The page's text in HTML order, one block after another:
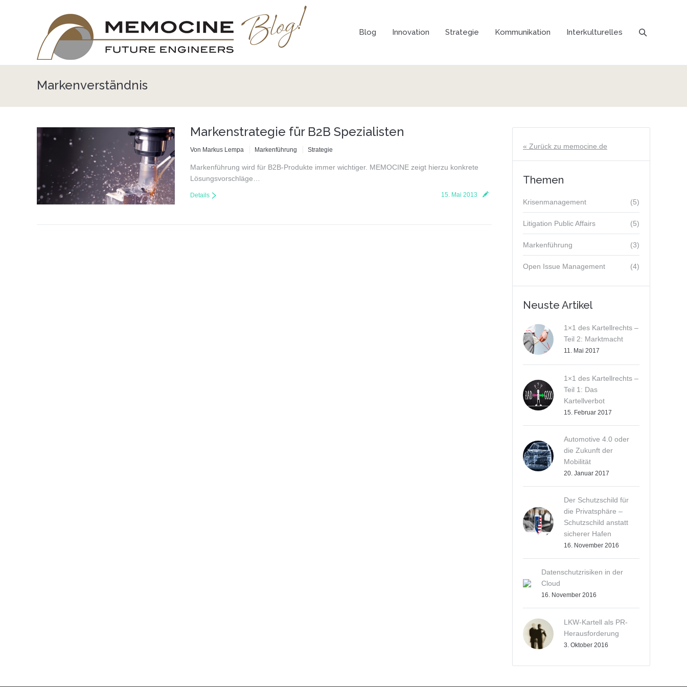
Blog Innovation Strategie Kommunikation Interkulturelles
Markenverständnis
Markenstrategie für B2B Spezialisten
Von Markus Lempa Markenführung Strategie
Markenführung wird für B2B-Produkte immer wichtiger. MEMOCINE zeigt hierzu konkrete
Lösungsvorschläge…
15. Mai 2013
Details
« Zurück zu memocine.de
Themen
(5)
Krisenmanagement
(5)
Litigation Public Affairs
(3)
Markenführung
(4)
Open Issue Management
Neuste Artikel
1×1 des Kartellrechts –
Teil 2: Marktmacht
11. Mai 2017
1×1 des Kartellrechts –
Teil 1: Das
Kartellverbot
15. Februar 2017
Automotive 4.0 oder
die Zukunft der
Mobilität
20. Januar 2017
Der Schutzschild für
die Privatsphäre –
Schutzschild anstatt
sicherer Hafen
16. November 2016
Datenschutzrisiken in der
Cloud
16. November 2016
LKW-Kartell als PR-
Herausforderung
3. Oktober 2016